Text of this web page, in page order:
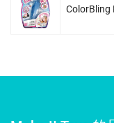
ColorBling